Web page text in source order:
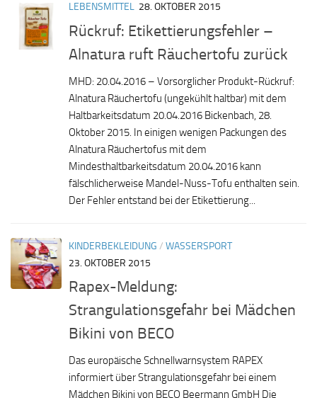
LEBENSMITTEL 28. OKTOBER 2015
Rückruf: Etikettierungsfehler –
Alnatura ruft Räuchertofu zurück
MHD: 20.04.2016 – Vorsorglicher Produkt-Rückruf:
Alnatura Räuchertofu (ungekühlt haltbar) mit dem
Haltbarkeitsdatum 20.04.2016 Bickenbach, 28.
Oktober 2015. In einigen wenigen Packungen des
Alnatura Räucher­tofus mit dem
Mindesthaltbarkeitsdatum 20.04.2016 kann
fälschlicher­weise Mandel-Nuss-Tofu enthalten sein.
Der Fehler entstand bei der Etikettierung...
KINDERBEKLEIDUNG / WASSERSPORT
23. OKTOBER 2015
Rapex-Meldung:
Strangulationsgefahr bei Mädchen
Bikini von BECO
Das europäische Schnellwarnsystem RAPEX
informiert über Strangulationsgefahr bei einem
Mädchen Bikini von BECO Beermann GmbH Die